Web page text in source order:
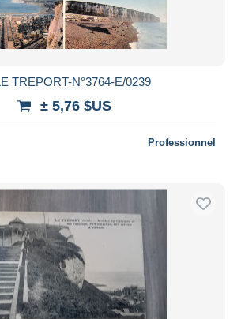
TREPORT-N°3764-E/0239
± 5,76 $US
Professionnel